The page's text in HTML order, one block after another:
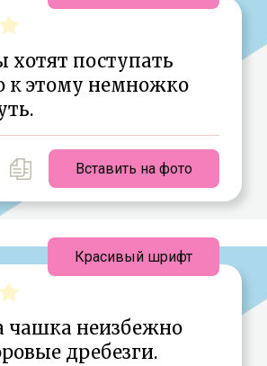
поступать
к этому немножко
Вставить на фото
чашка неизбежно
дребезги.
Красивый шрифт